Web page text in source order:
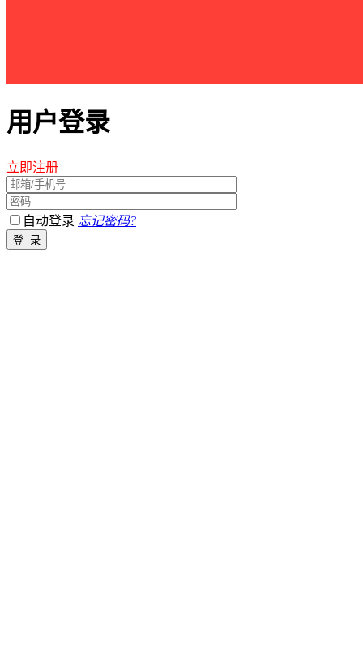
用户登录
立即注册
自动登录 忘记密码?